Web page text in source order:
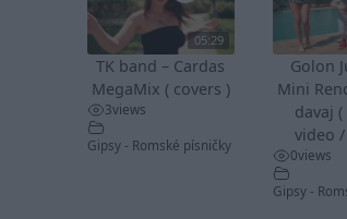
05:29
TK band – Cardas
MegaMix ( covers )
3views
Gipsy - Romské písničky
Golon
Mini
davaj
video
0views
Gipsy -